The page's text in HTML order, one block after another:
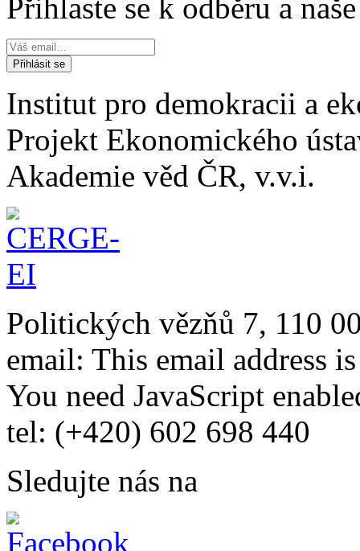
Přihlaste se k odběru a
Institut pro demokracii a
Projekt Ekonomického
Akademie věd ČR, v.v.i.
Politických vězňů 7, 110
email: This email address
You need JavaScript
tel: (+420) 602 698 440
Sledujte nás na